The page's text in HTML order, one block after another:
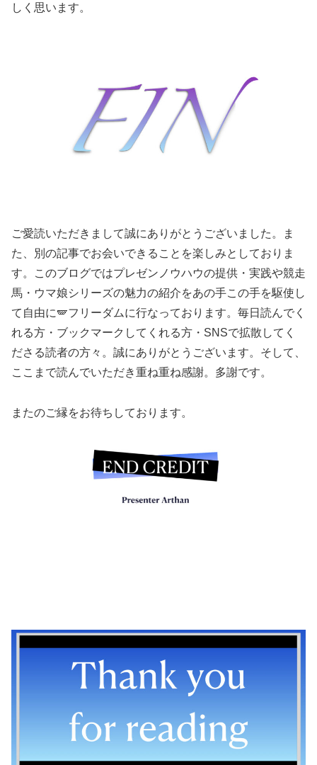
しく思います。
ご愛読いただきまして誠にありがとうございました。ま
た、別の記事でお会いできることを楽しみとしておりま
す。このブログではプレゼンノウハウの提供・実践や競走
馬・ウマ娘シリーズの魅力の紹介をあの手この手を駆使し
て自由に🪽フリーダムに行なっております。毎日読んでく
れる方・ブックマークしてくれる方・SNSで拡散してく
ださる読者の方々。誠にありがとうございます。そして、
ここまで読んでいただき重ね重ね感謝。多謝です。
またのご縁をお待ちしております。